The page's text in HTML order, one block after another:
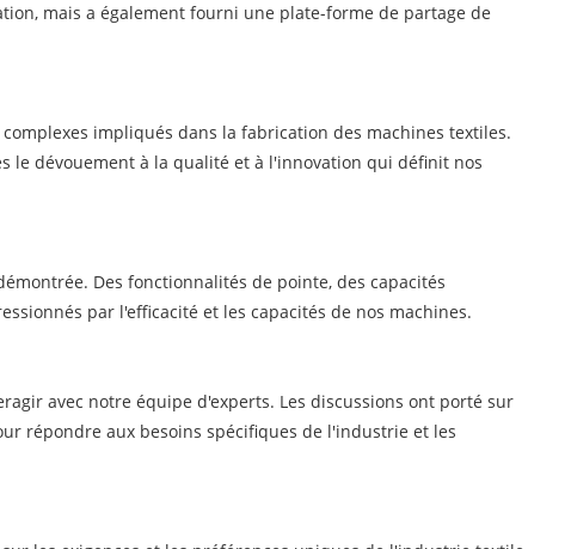
mais a également fourni une plate-forme de partage de
impliqués dans la fabrication des machines textiles.
le dévouement à la qualité et à l'innovation qui définit nos
Des fonctionnalités de pointe, des capacités
par l'efficacité et les capacités de nos machines.
avec notre équipe d'experts. Les discussions ont porté sur
répondre aux besoins spécifiques de l'industrie et les